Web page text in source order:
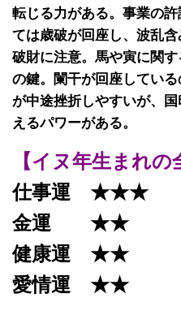
転じる力がある。事業の
ては歳破が回座し、波乱
破財に注意。馬や寅に関
の鍵。闌干が回座してい
が中途挫折しやすいが、
えるパワーがある。
【イヌ年生まれの
仕事運 ★★★
金運 ★★
健康運 ★★
愛情運 ★★